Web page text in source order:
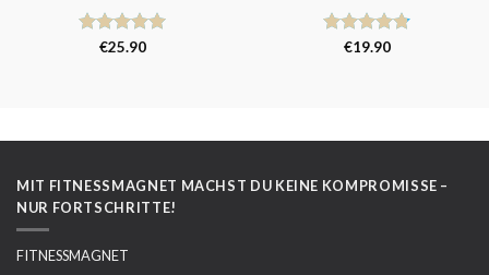
Bewertet
€25.90
Bewertet
€19.90
MIT FITNESSMAGNET MACHST DU KEINE KOMPROMISSE –
NUR FORTSCHRITTE!
FITNESSMAGNET